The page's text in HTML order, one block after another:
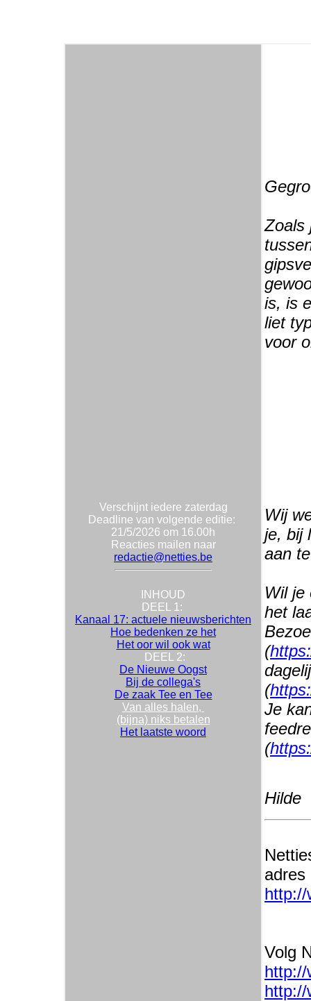
Verschijnt iedere zaterdag
Deadline van volgende editie:
21/5/2026 om 16.00h
Reacties mailen naar
redactie@netties.be
INHOUD
DEEL 1:
Kanaal 17: actuele nieuwsberichten
Hoe bedenken ze het
Het oor wil ook wat
DEEL 2:
De Nieuwe Oogst
Bij de collega's
De zaak Tee en Tee
Van alles halen,
(bijna) niks betalen
Het laatste woord
Zoals
is, is
liet
voor
Wij
je, bij
aan
Wil je
het
(
(
Je
(
Hilde
adres
http://
Volg
http://
http://